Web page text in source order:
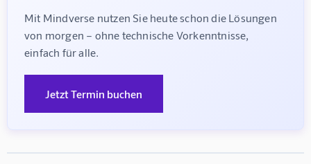
Mit Mindverse nutzen Sie heute schon die Lösungen
von morgen – ohne technische Vorkenntnisse,
einfach für alle.
Jetzt Termin buchen